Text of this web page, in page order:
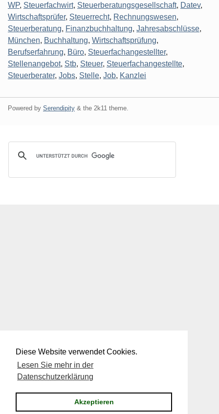
Diese Website verwendet Cookies.
Lesen Sie mehr in der
Datenschutzerklärung
Akzeptieren
WP, Steuerfachwirt, Steuerberatungsgesellschaft, Datev,
Wirtschaftsprüfer, Steuerrecht, Rechnungswesen,
Steuerberatung, Finanzbuchhaltung, Jahresabschlüsse,
München, Buchhaltung, Wirtschaftsprüfung,
Berufserfahrung, Büro, Steuerfachangestellter,
Stellenangebot, Stb, Steuer, Steuerfachangestellte,
Steuerberater, Jobs, Stelle, Job, Kanzlei
Powered by Serendipity & the 2k11 theme.